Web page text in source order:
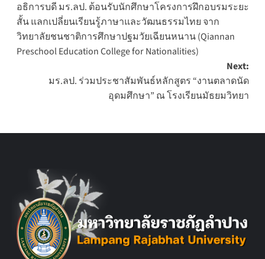
navigation
อธิการบดี มร.ลป. ต้อนรับนักศึกษาโครงการฝึกอบรมระยะ
สั้น แลกเปลี่ยนเรียนรู้ภาษาและวัฒนธรรมไทย จาก
วิทยาลัยชนชาติการศึกษาปฐมวัยเฉียนหนาน (Qiannan
Preschool Education College for Nationalities)
Next:
มร.ลป. ร่วมประชาสัมพันธ์หลักสูตร “งานตลาดนัด
อุดมศึกษา” ณ โรงเรียนมัธยมวิทยา